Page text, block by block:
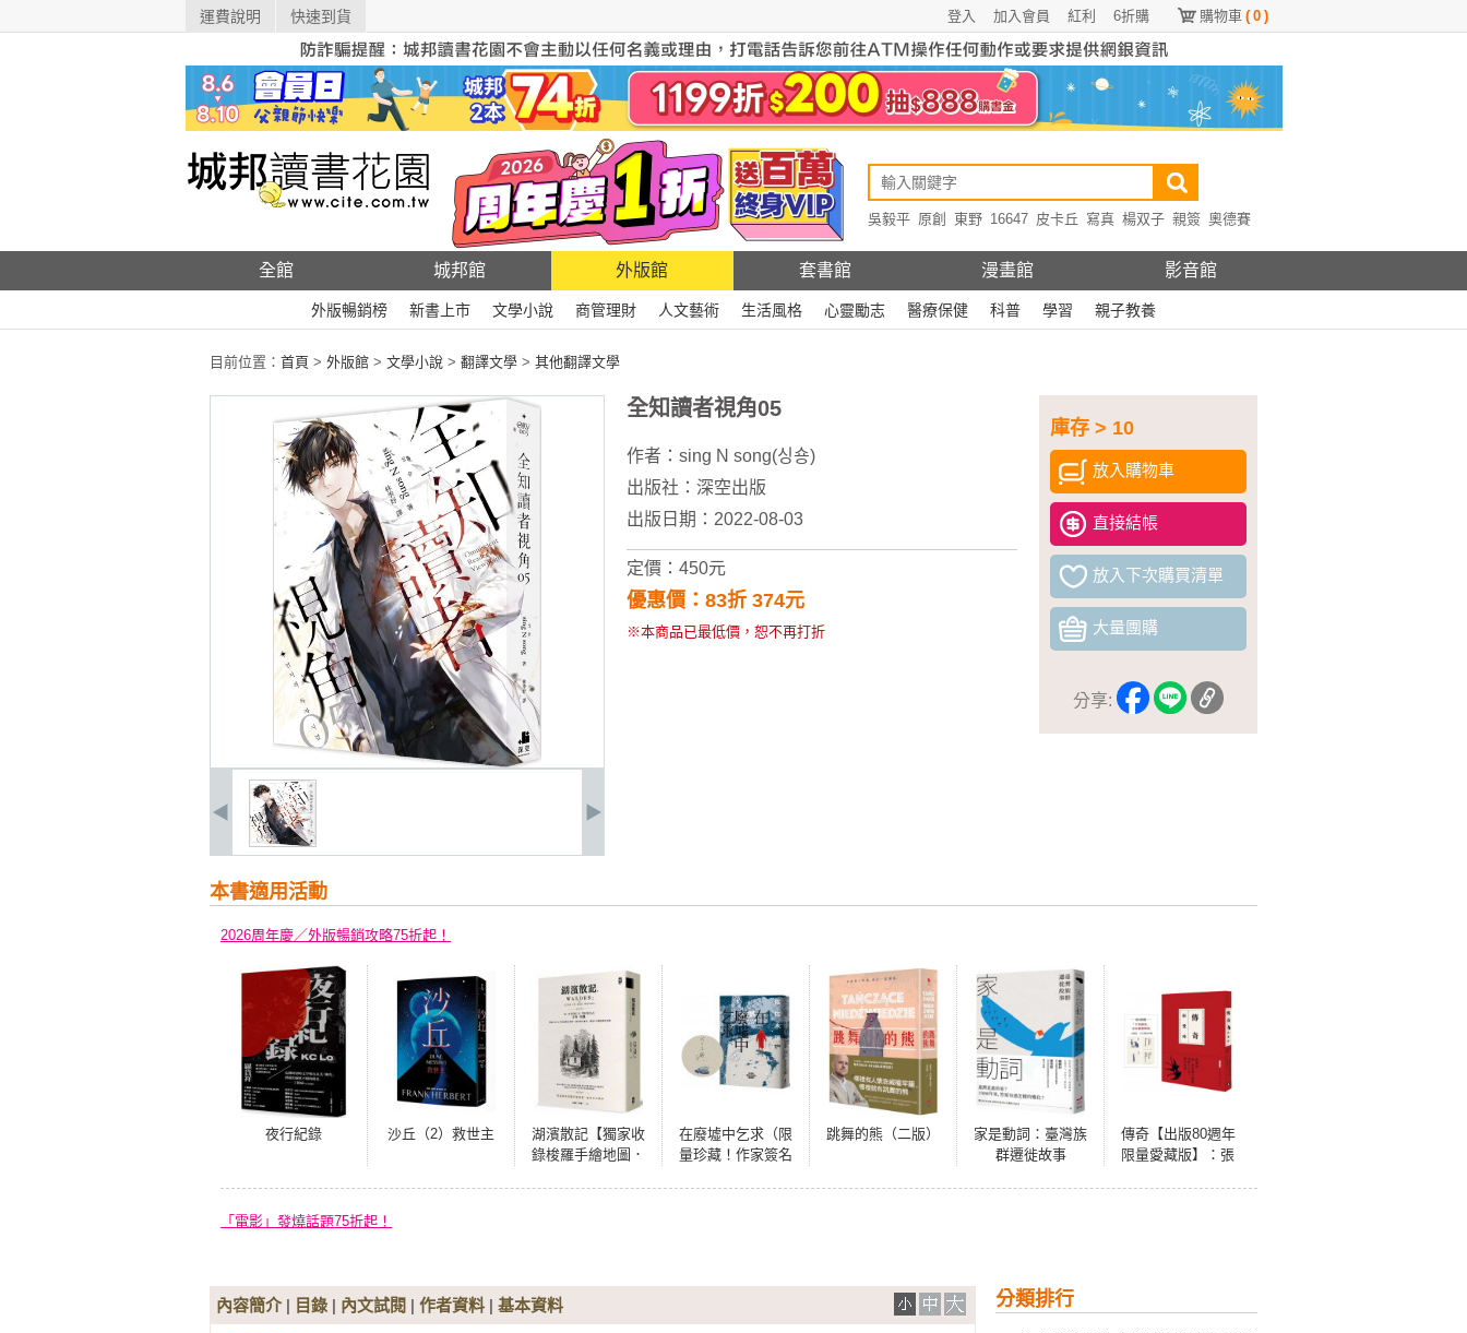
運費說明 快速到貨 購物車 ( 0 )
6折購
紅利
加入會員
登入
吳毅平 原創 東野 16647 皮卡丘 寫真 楊双子 親簽 奧德賽
全館 城邦館 外版館 套書館 漫畫館 影音館
外版暢銷榜 新書上市 文學小說 商管理財 人文藝術 生活風格 心靈勵志 醫療保健 科普 學習 親子教養
目前位置： 首頁 > 外版館 > 文學小說 > 翻譯文學 > 其他翻譯文學
庫存 > 10
放入購物車
直接結帳
放入下次購買清單
大量團購
分享:
全知讀者視角05
作者： sing N song(싱숑)
出版社： 深空出版
出版日期：2022-08-03
定價：450元
優惠價：83折 374元
※本商品已最低價，恕不再打折
本書適用活動
2026周年慶／外版暢銷攻略75折起！
夜行紀錄 沙丘（2）救世主
湖濱散記【獨家收
錄梭羅手繪地圖．
在廢墟中乞求（限
量珍藏！作家簽名
跳舞的熊（二版）
家是動詞：臺灣族
群遷徙故事
傳奇【出版80週年
限量愛藏版】：張
「電影」發燒話題75折起！
分類排行
內容簡介| 目錄 | 內文試閱 | 作者資料 | 基本資料